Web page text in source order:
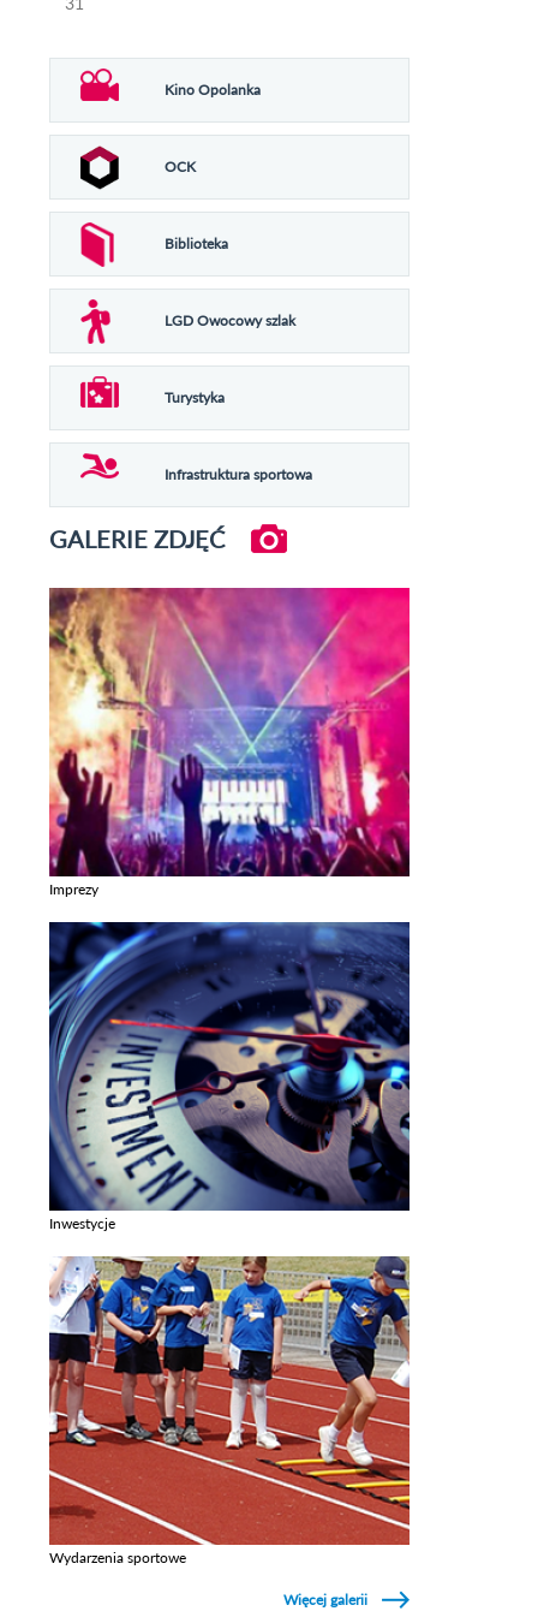
Kino Opolanka
OCK
Biblioteka
LGD Owocowy szlak
Turystyka
Infrastruktura sportowa
GALERIE ZDJĘĆ
Imprezy
Inwestycje
Wydarzenia sportowe
Więcej galerii